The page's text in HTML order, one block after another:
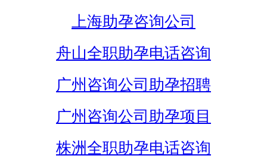
上海助孕咨询公司
舟山全职助孕电话咨询
广州咨询公司助孕招聘
广州咨询公司助孕项目
株洲全职助孕电话咨询